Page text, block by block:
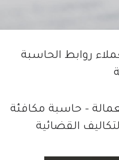
روابط الحاسبة
– حاسبة مكافئة
القضائية